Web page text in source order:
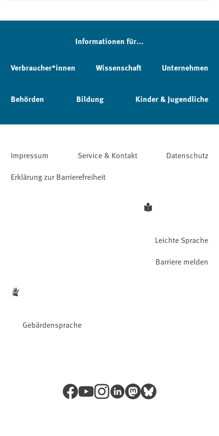
Informationen für...
Verbraucher*innen Wissenschaft Unternehmen
Behörden Bildung Kinder & Jugendliche
Impressum Service & Kontakt
Datenschutz
Erklärung zur Barrierefreiheit
Leichte Sprache
Gebärdensprache
Barriere melden